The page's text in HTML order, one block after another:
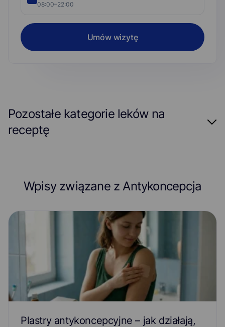
08:00–22:00
Umów wizytę
Pozostałe kategorie leków na
receptę
Astma Atopowe zapalenie skóry (egzema)
Bakteryjne zapalenie pochwy Bezsenność
Ból mięśni i stawów
Chlamydia
Choroba zwyrodnieniowa stawów Cukrzyca
Wpisy związane z Antykoncepcja
Plastry antykoncepcyjne – jak działają,